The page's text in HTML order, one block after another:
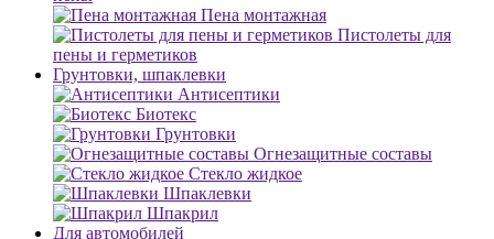
Пена монтажная
Пистолеты для
пены и герметиков
Грунтовки, шпаклевки
Антисептики
Биотекс
Грунтовки
Огнезащитные составы
Стекло жидкое
Шпаклевки
Шпакрил
Для автомобилей